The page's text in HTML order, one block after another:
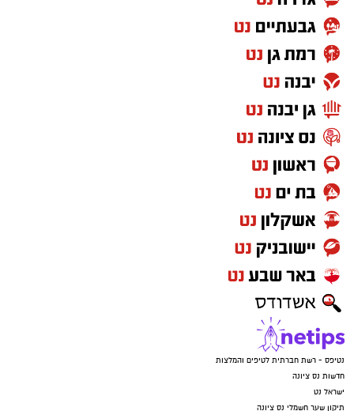
נטיפס - רשת חברתית לטיפים והמלצות
חדשות נס ציונה
ישראל נט
תיקון שער חשמלי נס ציונה